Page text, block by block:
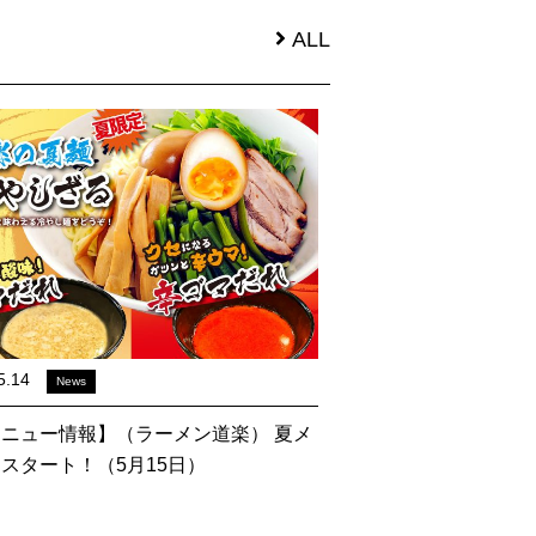
ALL
News
ュー情報】（ラーメン道楽） 夏メ
タート！（5月15日）